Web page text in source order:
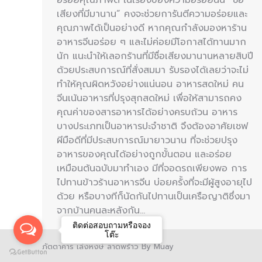
เสียงที่มีมานาน” คงจะช่วยการันตีความอร่อยและ
คุณภาพได้เป็นอย่างดี หากคุณกำลังมองหาร้าน
อาหารจีนอร่อย ๆ และไม่ค่อยมีโอกาสได้ทานมาก
นัก แนะนำให้เลอกร้านที่มีชื่อเสียงมานานหลายสิบปี
ด้วยประสบการณ์ที่สั่งสมมา รับรองได้เลยว่าจะไม่
ทำให้คุณผิดหวังอย่างแน่นอน อาหารสดใหม่ คน
จีนเน้นอาหารที่ปรุงสุกสดใหม่ เพื่อให้สามารถคง
คุณค่าของสารอาหารได้อย่างครบถ้วน อาหาร
บางประเภทเป็นอาหารปะจำชาติ จึงต้องอาศัยเชฟ
ผีมือดีที่มีประสบการณ์มายาวนาน ที่จะช่วยปรุง
อาหารของคุณได้อย่างถูกขั้นตอน และอร่อย
เหมือนต้นฉบับมาทำเอง มีที่จอดรถเพียงพอ การ
ไปทานข้าวร้านอาหารจีน บ่อยครั้งที่จะมีผู้สูงอายุไป
ด้วย หรือบางทีก็นัดกันไปทานเป็นเครือญาติซึ่งมา
จากบ้านคนละหลังกัน…
ภัตตาคาร เล่งหงษ์ ลาดพร้าว By Muay
ติดต่อสอบถามหรือจอง
โต๊ะ